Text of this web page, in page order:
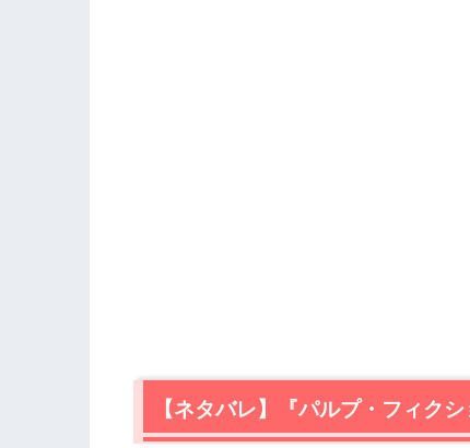
【ネタバレ】『パルプ・フィク